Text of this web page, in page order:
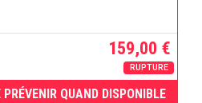
159,00 €
RUPTURE
PRÉVENIR QUAND DISPONIBLE